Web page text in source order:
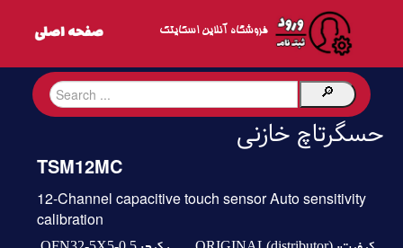
فروشگاه آنلاین اسکایتک
حسگرتاچ خازنی
TSM12MC
12-Channel capacitive touch sensor Auto sensitivity
calibration